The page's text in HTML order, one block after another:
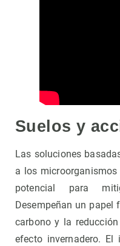
Suelos y
Las soluciones
a los
potencial para
Desempeñan un
carbono y la
efecto invernadero.